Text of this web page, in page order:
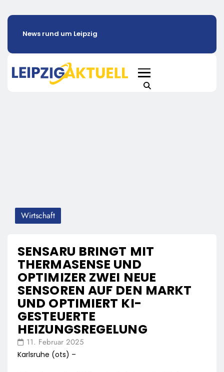
News rund um Leipzig
Wirtschaft
SENSARU BRINGT MIT
THERMASENSE UND
OPTIMIZER ZWEI NEUE
SENSOREN AUF DEN MARKT
UND OPTIMIERT KI-
GESTEUERTE
HEIZUNGSREGELUNG
11. Februar 2025
Karlsruhe (ots) –